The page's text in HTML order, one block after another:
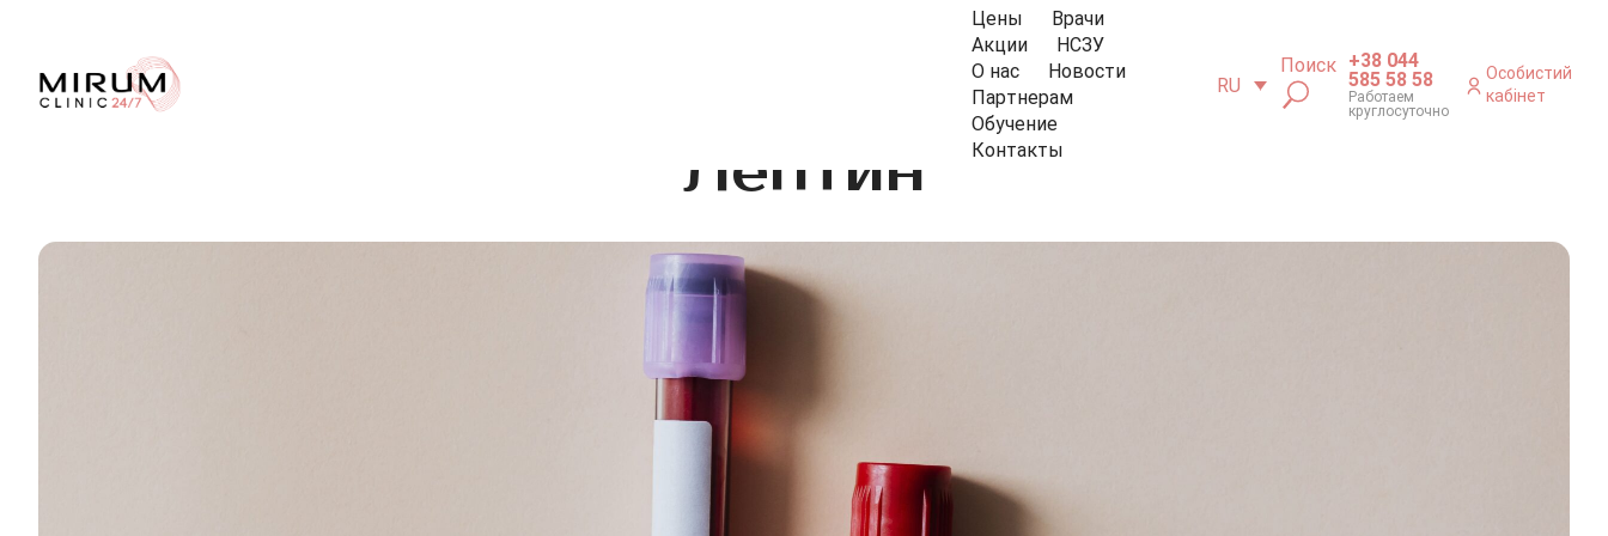
Цены
Врачи
Акции
НСЗУ
О нас
Новости
Партнерам
Обучение
Контакты
RU
Поиск +38 044
585 58 58
Работаем
круглосуточно
Особистий
кабінет
Лептин